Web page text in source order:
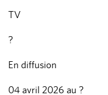
TV
?
En diffusion
04 avril 2026 au ?